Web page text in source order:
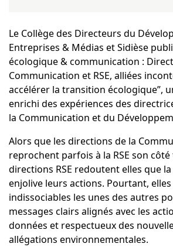
Le Collège des Directeurs du
Entreprises & Médias et Sidièse
écologique & communication :
Communication et RSE, alliées
accélérer la transition écologique”,
enrichi des expériences des
la Communication et du
Alors que les directions de la
reprochent parfois à la RSE son
directions RSE redoutent elles que
enjolive leurs actions. Pourtant,
indissociables les unes des autres
messages clairs alignés avec les
données et respectueux des
allégations environnementales.